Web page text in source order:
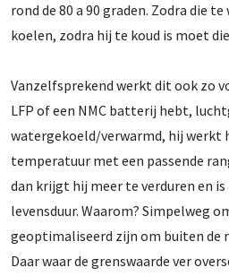
rond de 80 a 90 graden. Zodra die
koelen, zodra hij te koud is moet
Vanzelfsprekend werkt dit ook zo
LFP of een NMC batterij hebt,
watergekoeld/verwarmd, hij werkt
temperatuur met een passende
dan krijgt hij meer te verduren en
levensduur. Waarom? Simpelweg
geoptimaliseerd zijn om buiten de
Daar waar de grenswaarde ver